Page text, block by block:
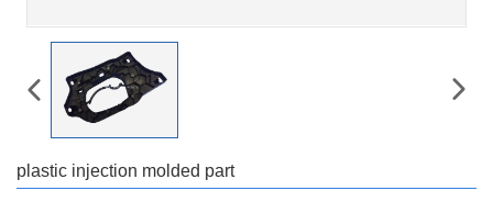
plastic injection molded part